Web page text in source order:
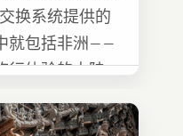
换系统提供的
就包括非洲——
行体验的大陆。